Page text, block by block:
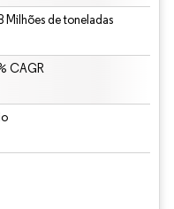
Milhões de toneladas
CAGR
atribuição conforme CC BY 4.0.